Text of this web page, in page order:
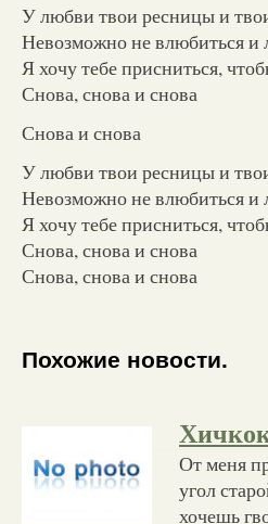
У любви твои ресницы и
Невозможно не влюбиться и
Я хочу тебе присниться,
Снова, снова и снова
Снова и снова
У любви твои ресницы и
Невозможно не влюбиться и
Я хочу тебе присниться,
Снова, снова и снова
Снова, снова и снова
Похожие новости.
От меня
угол
хочешь